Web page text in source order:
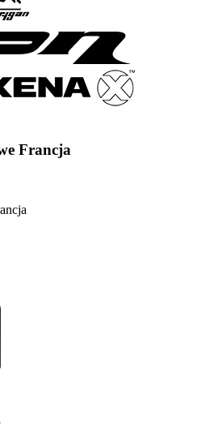
Francja